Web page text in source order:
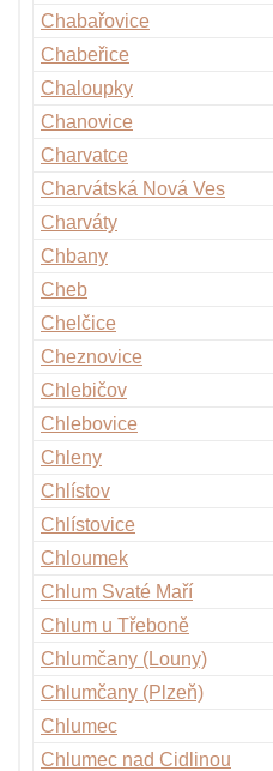
Chabařovice
Chabeřice
Chaloupky
Chanovice
Charvatce
Charvátská Nová Ves
Charváty
Chbany
Cheb
Chelčice
Cheznovice
Chlebičov
Chlebovice
Chleny
Chlístov
Chlístovice
Chloumek
Chlum Svaté Maří
Chlum u Třeboně
Chlumčany (Louny)
Chlumčany (Plzeň)
Chlumec
Chlumec nad Cidlinou